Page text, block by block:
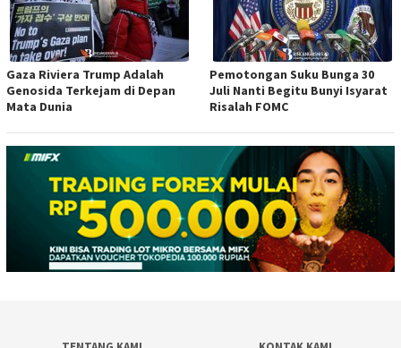
Gaza Riviera Trump Adalah
Genosida Terkejam di Depan
Mata Dunia
Pemotongan Suku Bunga 30
Juli Nanti Begitu Bunyi Isyarat
Risalah FOMC